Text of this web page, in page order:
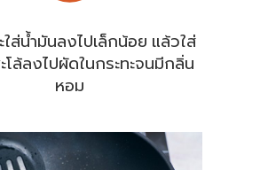
ใส่น้ำมันลงไปเล็กน้อย แล้วใส่
โล้ลงไปผัดในกระทะจนมีกลิ่น
หอม